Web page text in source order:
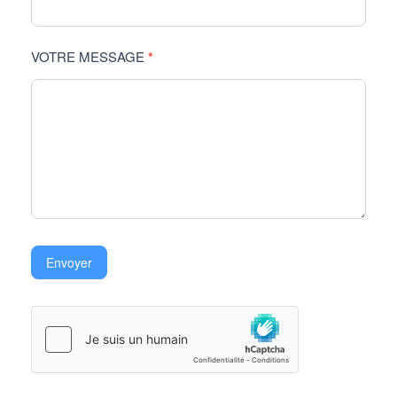
VOTRE MESSAGE *
Envoyer